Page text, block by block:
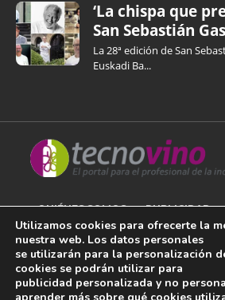
‘La chispa que
San Sebastián
La 28ª edición de San
Euskadi Ba...
QUIÉNES SOMOS PUBLICIDAD
AVISO LEGAL
POLÍTICA DE COOKIES
Utilizamos cookies para ofrecerte la
nuestra web. Los datos personales
se utilizarán para la personalización
cookies se podrán utilizar para
publicidad personalizada y no